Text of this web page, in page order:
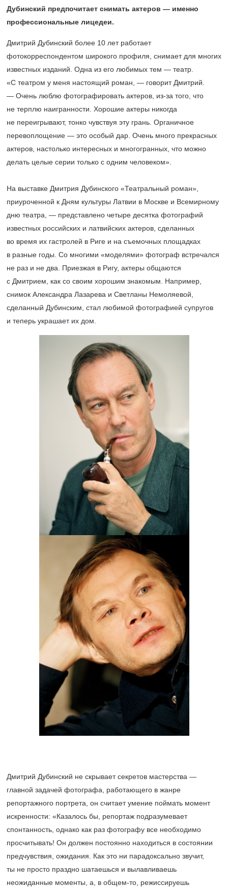
Дубинский предпочитает снимать актеров — именно
профессиональные лицедеи.
Дмитрий Дубинский более 10 лет работает
фотокорреспондентом широкого профиля, снимает для многих
известных изданий. Одна из его любимых тем — театр.
«С театром у меня настоящий роман, — говорит Дмитрий.
— Очень люблю фотографировать актеров, из-за того, что
не терплю наигранности. Хорошие актеры никогда
не переигрывают, тонко чувствуя эту грань. Органичное
перевоплощение — это особый дар. Очень много прекрасных
актеров, настолько интересных и многогранных, что можно
делать целые серии только с одним человеком».
На выставке Дмитрия Дубинского «Театральный роман»,
приуроченной к Дням культуры Латвии в Москве и Всемирному
дню театра, — представлено четыре десятка фотографий
известных российских и латвийских актеров, сделанных
во время их гастролей в Риге и на съемочных площадках
в разные годы. Со многими «моделями» фотограф встречался
не раз и не два. Приезжая в Ригу, актеры общаются
с Дмитрием, как со своим хорошим знакомым. Например,
снимок Александра Лазарева и Светланы Немоляевой,
сделанный Дубинским, стал любимой фотографией супругов
и теперь украшает их дом.
Дмитрий Дубинский не скрывает секретов мастерства —
главной задачей фотографа, работающего в жанре
репортажного портрета, он считает умение поймать момент
искренности: «Казалось бы, репортаж подразумевает
спонтанность, однако как раз фотографу все необходимо
просчитывать! Он должен постоянно находиться в состоянии
предчувствия, ожидания. Как это ни парадоксально звучит,
ты не просто праздно шатаешься и вылавливаешь
неожиданные моменты, а, в общем-то, режиссируешь